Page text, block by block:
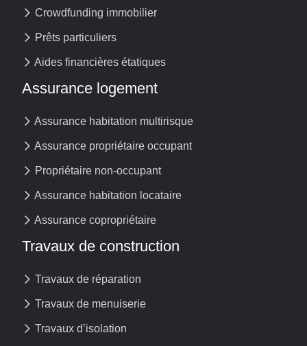
Crowdfunding immobilier
Prêts particuliers
Aides financières étatiques
Assurance logement
Assurance habitation multirisque
Assurance propriétaire occupant
Propriétaire non-occupant
Assurance habitation locataire
Assurance copropriétaire
Travaux de construction
Travaux de réparation
Travaux de menuiserie
Travaux d’isolation